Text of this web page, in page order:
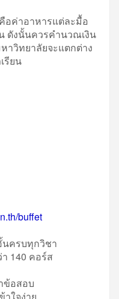
ค่าอาหารแต่ละมื้อ
ดังนั้นควรคำนวณเงิน
าวิทยาลัยจะแตกต่าง
รียน
buffet
นครบทุกวิชา
140 คอร์ส
ข้อสอบ